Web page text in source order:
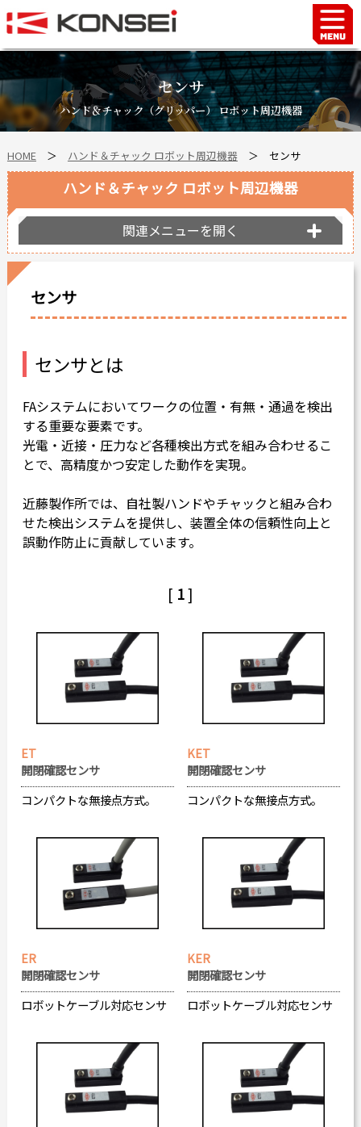
センサ
ハンド＆チャック（グリッパー） ロボット周辺機器
HOME＞ ハンド＆チャック ロボット周辺機器＞ センサ
センサ
センサとは
FAシステムにおいてワークの位置・有無・通過を検出
する重要な要素です。
光電・近接・圧力など各種検出方式を組み合わせるこ
とで、高精度かつ安定した動作を実現。
近藤製作所では、自社製ハンドやチャックと組み合わ
せた検出システムを提供し、装置全体の信頼性向上と
誤動作防止に貢献しています。
[ 1]
ET
開閉確認センサ
コンパクトな無接点方式。
KET
開閉確認センサ
コンパクトな無接点方式。
ER
開閉確認センサ
ロボットケーブル対応センサ
KER
開閉確認センサ
ロボットケーブル対応センサ
ハンド＆チャック ロボット周辺機器
関連メニューを開く
Home
ハンド＆チャックロボット周辺機器
FAシステム
スマートファクトリーLabo
自動車部品
企業情報
会社沿革
事業所案内
ショールーム
最新情報
よくある質問
採用情報
お問い合わせ